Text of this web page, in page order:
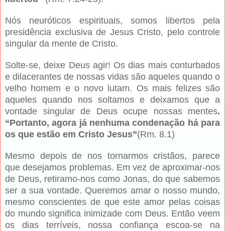
Nós neuróticos espirituais, somos libertos pela
presidência exclusiva de Jesus Cristo, pelo controle
singular da mente de Cristo.
Solte-se, deixe Deus agir! Os dias mais conturbados
e dilacerantes de nossas vidas são aqueles quando o
velho homem e o novo lutam. Os mais felizes são
aqueles quando nos soltamos e deixamos que a
vontade singular de Deus ocupe nossas mentes.
“Portanto, agora já nenhuma condenação há para
os que estão em Cristo Jesus”(Rm. 8.1)
Mesmo depois de nos tornarmos cristãos, parece
que desejamos problemas. Em vez de aproximar-nos
de Deus, retiramo-nos como Jonas, do que sabemos
ser a sua vontade. Queremos amar o nosso mundo,
mesmo conscientes de que este amor pelas coisas
do mundo significa inimizade com Deus. Então veem
os dias terríveis, nossa confiança escoa-se na